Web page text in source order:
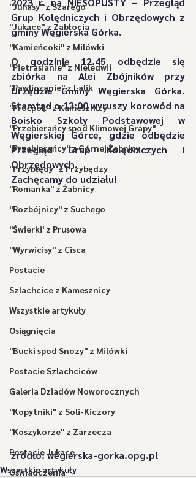
"Juhasy" z Szarego
"Jukace" z Zabłocia
"Kamieńcoki" z Milówki
"Pietrasianie" z Nieledwii
"Pawliczanie" z Lalik
"Proćpok" z Kamesznicy
"Przebierańcy spod Klimowej Grapy"
"Przebierańcy" z Górnej Żabnicy
"Przybłędy" z Przybędzy
"Romanka" z Żabnicy
"Rozbójnicy" z Suchego
"Świerki' z Prusowa
"Wyrwicisy" z Cisca
Postacie
Szlachcice z Kamesznicy
Wszystkie artykuły
Osiągnięcia
"Bucki spod Snozy" z Milówki
Postacie Szlachciców
Galeria Dziadów Noworocznych
"Kopytniki" z Soli-Kiczory
"Koszykorze" z Zarzecza
Postacie Jukace
Oświadczenia
Grup Kolędniczych i Obrzędowych z
gminy Węgierska Górka.
O godzinie 12.45 odbędzie się
zbiórka na Alei Zbójników przy
Urzędzie Gminy Węgierska Górka.
Stamtąd o 13:00 wyruszy korowód na
Boisko Szkoły Podstawowej w
Węgierskiej Górce, gdzie odbędzie
Przegląd Grup Kolędniczych i
Obrzędowych.
Zachęcamy do udziału!
źródło: wegierska-gorka.opg.pl
Wszystkie artykuły